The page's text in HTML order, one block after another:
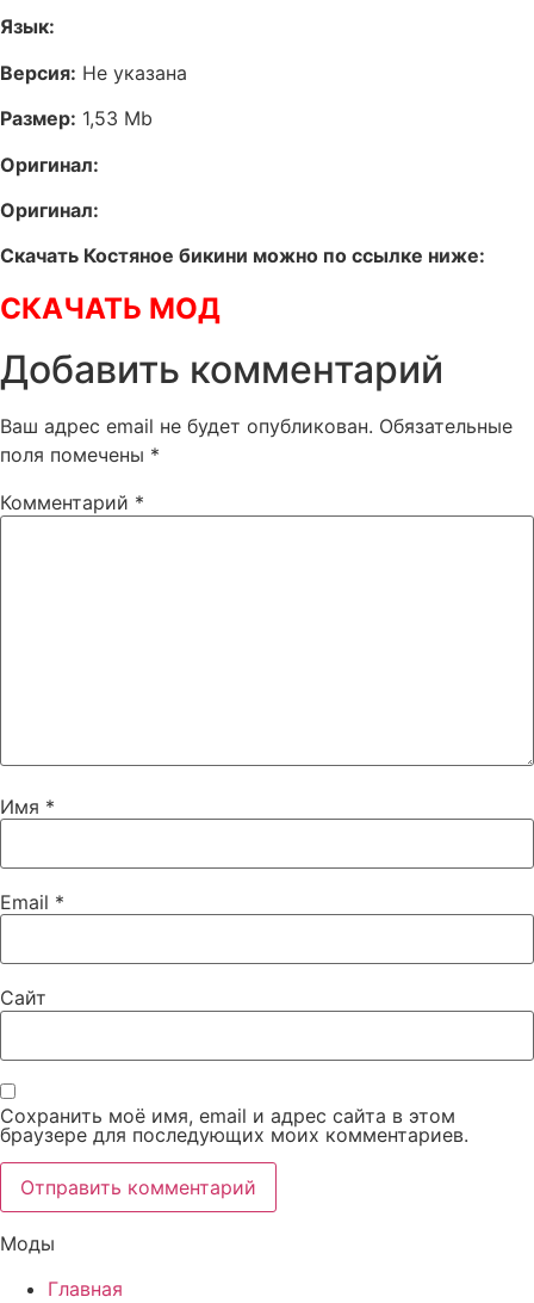
Язык:
Версия: Не указана
Размер: 1,53 Mb
Оригинал:
Оригинал:
Скачать Костяное бикини можно по ссылке ниже:
СКАЧАТЬ МОД
Добавить комментарий
Ваш адрес email не будет опубликован. Обязательные
поля помечены *
Комментарий *
Имя *
Email *
Сайт
Сохранить моё имя, email и адрес сайта в этом
браузере для последующих моих комментариев.
Моды
Главная